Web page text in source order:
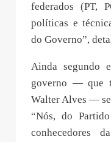
federados (PT,
políticas e
do Governo”,
Ainda segundo
governo — que
Walter Alves —
“Nós, do
conhecedores